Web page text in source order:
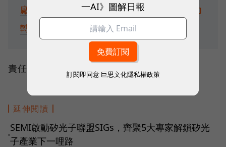
廠！老牌化工廠頌勝靠一塊「研磨墊」成功
轉型，打入CoWoS供應鏈
責任編輯：李先泰
延伸閱讀
●
SEMI啟動矽光子聯盟SIGs，齊聚5大專家解鎖矽光
子產業下一哩路
一AI》圖解日報
訂閱即同意 巨思文化隱私權政策